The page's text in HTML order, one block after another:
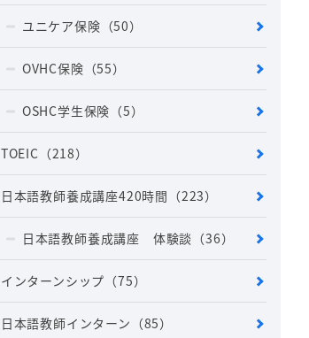
ユニケア保険 （50）
OVHC保険 （55）
OSHC学生保険 （5）
TOEIC （218）
日本語教師養成講座420時間 （223）
日本語教師養成講座 体験談 （36）
インターンシップ （75）
日本語教師インターン （85）